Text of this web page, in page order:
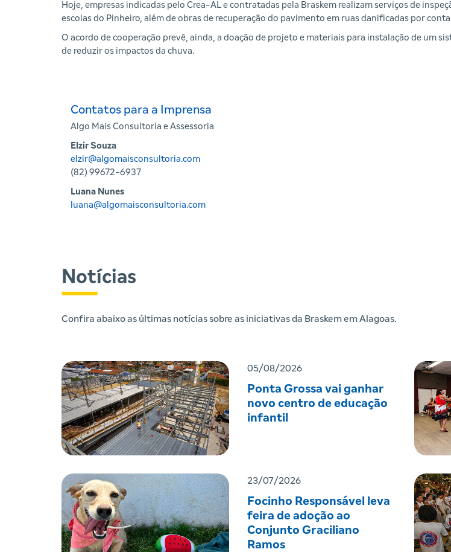
Hoje, empresas indicadas pelo Crea-AL e contratadas pela Braskem realizam serviços de
escolas do Pinheiro, além de obras de recuperação do pavimento em ruas danificadas por
O acordo de cooperação prevê, ainda, a doação de projeto e materiais para instalação de um
de reduzir os impactos da chuva.
Contatos para a Imprensa
Algo Mais Consultoria e Assessoria
Elzir Souza
elzir@algomaisconsultoria.com
(82) 99672-6937
Luana Nunes
luana@algomaisconsultoria.com
Notícias
Confira abaixo as últimas notícias sobre as iniciativas da Braskem em Alagoas.
05/08/2026
Ponta Grossa vai ganhar
novo centro de educação
infantil
23/07/2026
Focinho Responsável leva
feira de adoção ao
Conjunto Graciliano
Ramos